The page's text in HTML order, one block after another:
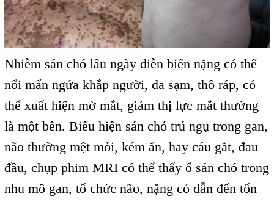
Nhiễm sán chó lâu ngày diễn biến nặng có thể
nổi mẩn ngứa khắp người, da sạm, thô ráp, có
thể xuất hiện mờ mắt, giảm thị lực mắt thường
là một bên. Biểu hiện sán chó trú ngụ trong gan,
não thường mệt mỏi, kém ăn, hay cáu gắt, đau
đầu, chụp phim MRI có thể thấy ổ sán chó trong
nhu mô gan, tổ chức não, nặng có dẫn đến tổn